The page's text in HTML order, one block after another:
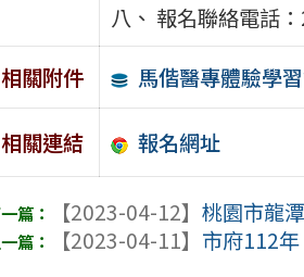
八、 報名聯絡電話
相關附件
馬偕醫專體驗學
相關連結 報名網址
【2023-04-12】桃園市龍
【2023-04-11】 市府112